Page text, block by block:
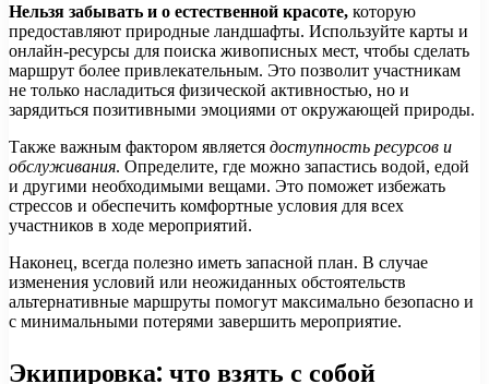
Нельзя забывать и о естественной красоте, которую
предоставляют природные ландшафты. Используйте карты и
онлайн-ресурсы для поиска живописных мест, чтобы сделать
маршрут более привлекательным. Это позволит участникам
не только насладиться физической активностью, но и
зарядиться позитивными эмоциями от окружающей природы.
Также важным фактором является доступность ресурсов и
обслуживания. Определите, где можно запастись водой, едой
и другими необходимыми вещами. Это поможет избежать
стрессов и обеспечить комфортные условия для всех
участников в ходе мероприятий.
Наконец, всегда полезно иметь запасной план. В случае
изменения условий или неожиданных обстоятельств
альтернативные маршруты помогут максимально безопасно и
с минимальными потерями завершить мероприятие.
Экипировка: что взять с собой